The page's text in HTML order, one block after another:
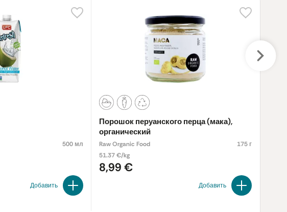
500 мл
Добавить
Порошок перуанского перца (мака),
органический
Raw Organic Food
175 г
51.37 €/kg
8,99 €
Добавить